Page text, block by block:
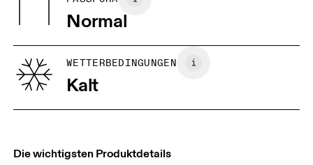
90
TAILLE 75 76 — 82 83
HÜFTE
Normal
WETTERBEDINGUNGEN
Kalt
Die wichtigsten Produktdetails